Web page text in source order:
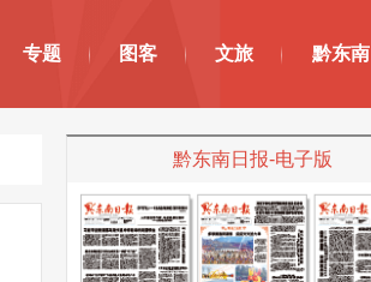
专题 图客 文旅 黔东
黔东南日报-电子版